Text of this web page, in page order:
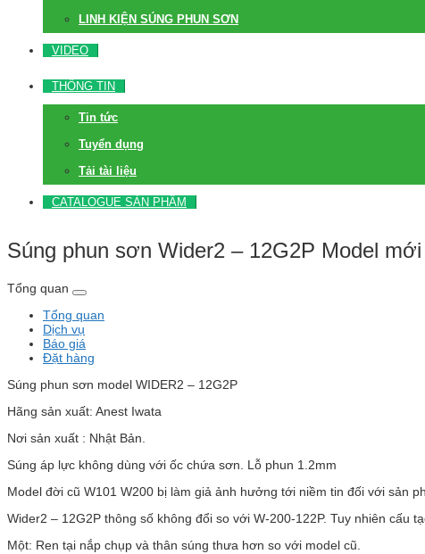
LINH KIỆN SÚNG PHUN SƠN
VIDEO
THÔNG TIN
Tin tức
Tuyển dụng
Tải tài liệu
CATALOGUE SẢN PHẨM
Súng phun sơn Wider2 – 12G2P Model
Tổng quan
Tổng quan
Dịch vụ
Báo giá
Đặt hàng
Súng phun sơn model WIDER2 – 12G2P
Hãng sản xuất: Anest Iwata
Nơi sản xuất : Nhật Bản.
Súng áp lực không dùng với ốc chứa sơn. Lỗ phun 1.2mm
Model đời cũ W101 W200 bị làm giả ảnh hưởng tới niềm tin đối với sản
Wider2 – 12G2P thông số không đổi so với W-200-122P. Tuy nhiên cấu
Một: Ren tại nắp chụp và thân súng thưa hơn so với model cũ.